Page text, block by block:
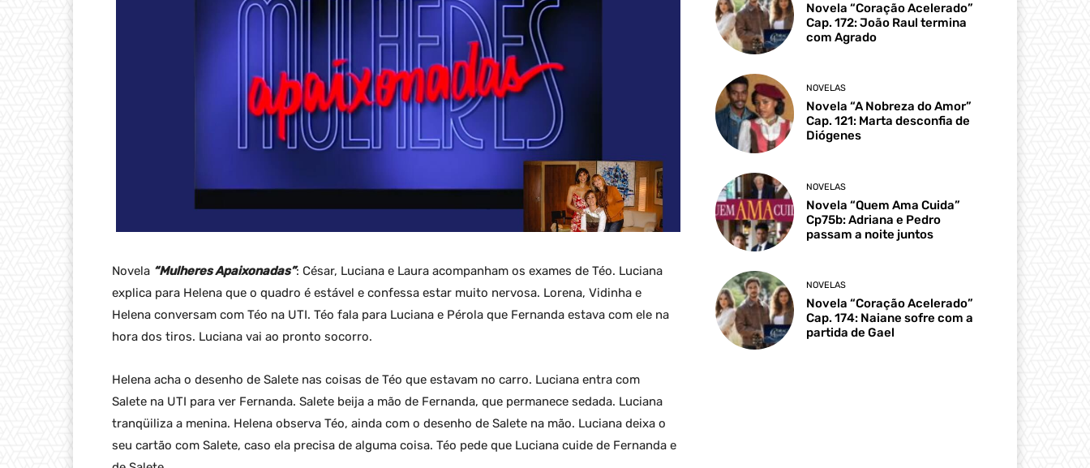
Novela “Mulheres Apaixonadas”: César, Luciana e Laura acompanham os exames de Téo. Luciana
explica para Helena que o quadro é estável e confessa estar muito nervosa. Lorena, Vidinha e
Helena conversam com Téo na UTI. Téo fala para Luciana e Pérola que Fernanda estava com ele na
hora dos tiros. Luciana vai ao pronto socorro.
Helena acha o desenho de Salete nas coisas de Téo que estavam no carro. Luciana entra com
Salete na UTI para ver Fernanda. Salete beija a mão de Fernanda, que permanece sedada. Luciana
tranqüiliza a menina. Helena observa Téo, ainda com o desenho de Salete na mão. Luciana deixa o
seu cartão com Salete, caso ela precisa de alguma coisa. Téo pede que Luciana cuide de Fernanda e
Novela “Coração Acelerado”
Cap. 172: João Raul termina
com Agrado
NOVELAS
Novela “A Nobreza do Amor”
Cap. 121: Marta desconfia de
Diógenes
NOVELAS
Novela “Quem Ama Cuida”
Cp75b: Adriana e Pedro
passam a noite juntos
NOVELAS
Novela “Coração Acelerado”
Cap. 174: Naiane sofre com a
partida de Gael